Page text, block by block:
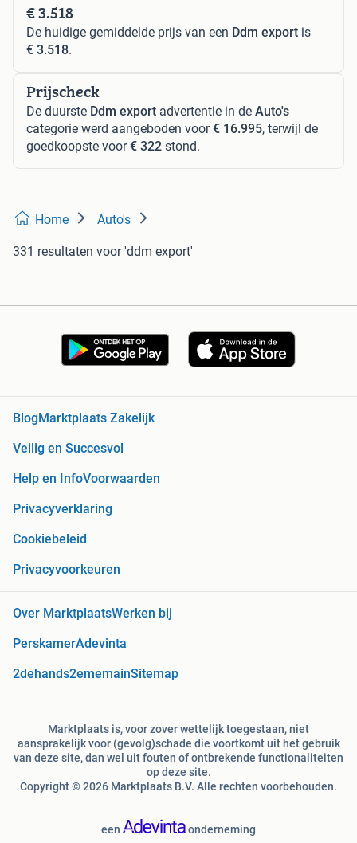
€ 3.518
De huidige gemiddelde prijs van een Ddm export is
€ 3.518.
Prijscheck
De duurste Ddm export advertentie in de Auto's
categorie werd aangeboden voor€ 16.995, terwijl de
goedkoopste voor€ 322 stond.
Home Auto's
331 resultaten voor 'ddm export'
Blog Marktplaats Zakelijk
Veilig en Succesvol
Help en InfoVoorwaarden
Privacyverklaring
Cookiebeleid
Privacyvoorkeuren
Over MarktplaatsWerken bij
PerskamerAdevinta
2dehands2ememainSitemap
Marktplaats is, voor zover wettelijk toegestaan, niet
aansprakelijk voor (gevolg)schade die voortkomt uit het gebruik
van deze site, dan wel uit fouten of ontbrekende functionaliteiten
op deze site.
Copyright © 2026 Marktplaats B.V. Alle rechten voorbehouden.
een onderneming